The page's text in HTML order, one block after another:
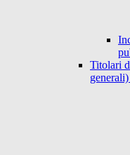
Titolari
generali)